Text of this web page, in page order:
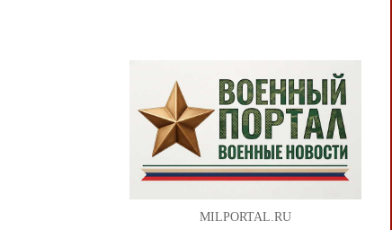
MILPORTAL.RU